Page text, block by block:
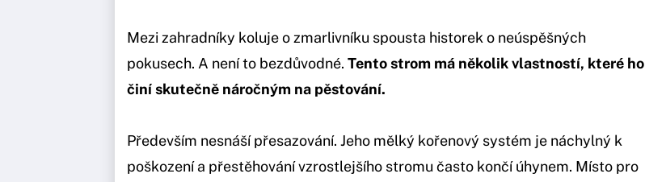
Mezi zahradníky koluje o zmarlivníku spousta historek o neúspěšných
pokusech. A není to bezdůvodné. Tento strom má několik vlastností, které ho
činí skutečně náročným na pěstování.
Především nesnáší přesazování. Jeho mělký kořenový systém je náchylný k
poškození a přestěhování vzrostlejšího stromu často končí úhynem. Místo pro